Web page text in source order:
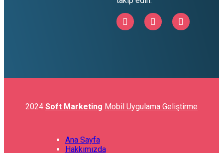
2024 Soft Marketing Mobil Uygulama Geliştirme
Ana Sayfa
Hakkımızda